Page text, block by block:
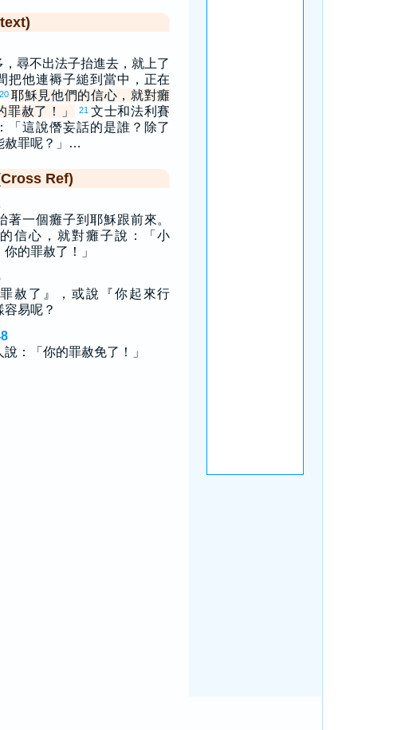
，尋不出法子抬進去，就上了
把他連褥子縋到當中，正在
20 耶穌見他們的信心，就對癱
罪赦了！」
21 文士和法利賽
「這說僭妄話的是誰？除了
赦罪呢？」…
Ref)
著一個癱子到耶穌跟前來。
信心，就對癱子說：「小
的罪赦了！」
赦了』，或說『你起來行
容易呢？
：「你的罪赦免了！」